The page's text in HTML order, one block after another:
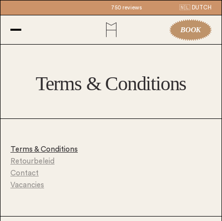
750 reviews 🇳🇱 DUTCH
BOOK
Terms & Conditions
Terms & Conditions
Retourbeleid
Contact
Vacancies